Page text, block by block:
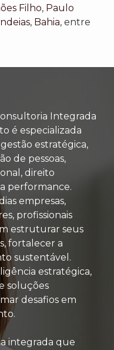
Filho, Paulo
, Bahia, entre
Integrada
é especializada
estratégica,
de pessoas,
direito
performance.
empresas,
profissionais
estruturar seus
fortalecer a
sustentável.
estratégica,
soluções
desafios em
integrada que